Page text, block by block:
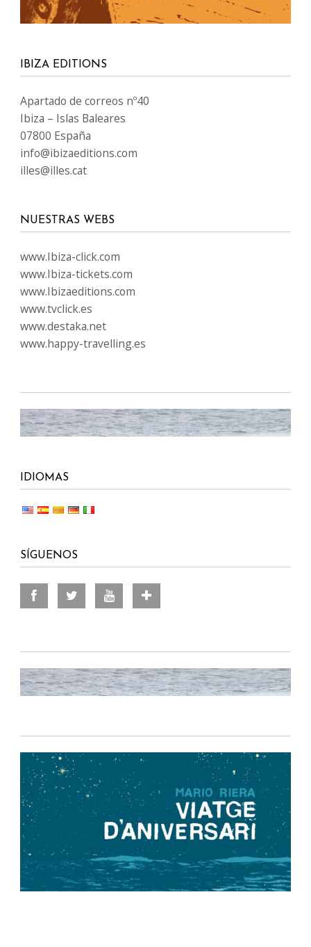
www.destaka.net
IDIOMAS
Política de privacidad-